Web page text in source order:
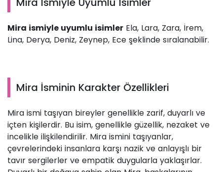
Mira ismiyle uyumlu isimler Ela, Lara, Zara, İrem,
Lina, Derya, Deniz, Zeynep, Ece şeklinde sıralanabilir.
Mira İsminin Karakter Özellikleri
Mira ismi taşıyan bireyler genellikle zarif, duyarlı ve
içten kişilerdir. Bu isim, genellikle güzellik, nezaket ve
incelikle ilişkilendirilir. Mira ismini taşıyanlar,
çevrelerindeki insanlara karşı nazik ve anlayışlı bir
tavır sergilerler ve empatik duygularla yaklaşırlar.